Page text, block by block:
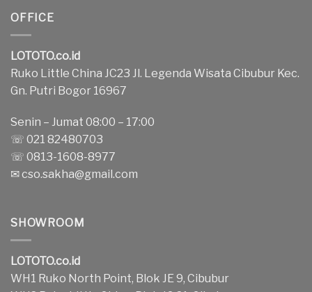
OFFICE
LOTOTO.co.id
Ruko Little China JC23 Jl. Legenda Wisata Cibubur Kec.
Gn. Putri Bogor 16967
Senin – Jumat 08:00 – 17:00
☏ 021 82480703
☏ 0813-1608-8977
✉cso.sakha@gmail.com
SHOWROOM
LOTOTO.co.id
WH1 Ruko North Point, Blok JE 9, Cibubur